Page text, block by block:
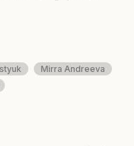
Mirra Andreeva